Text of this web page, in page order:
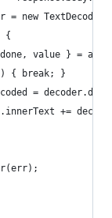
= new
{
value } =
{ break; }
=
+=